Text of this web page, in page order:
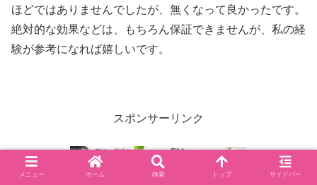
ほどではありませんでしたが、無くなって良かったです。
絶対的な効果などは、もちろん保証できませんが、私の経
験が参考になれば嬉しいです。
スポンサーリンク
メニュー ホーム 検索 トップ サイドバー